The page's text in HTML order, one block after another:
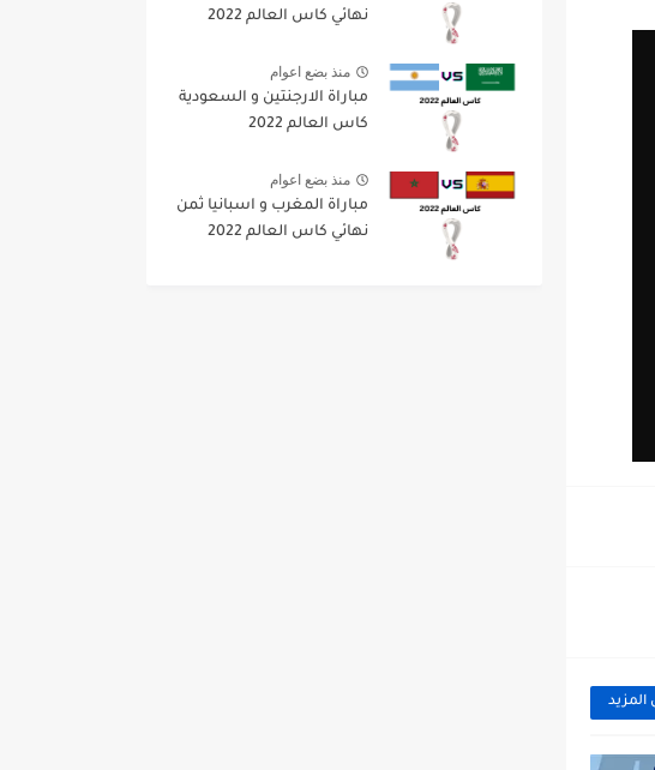
نهائي كاس العالم 2022
منذ بضع اعوام
مباراة الارجنتين و السعودية
كاس العالم 2022
منذ بضع اعوام
مباراة المغرب و اسبانيا ثمن
نهائي كاس العالم 2022